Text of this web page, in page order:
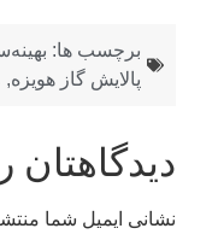
برچسب ها:
پالایش گاز هویزه,
دیدگاهتان
نشانی ایمیل شما